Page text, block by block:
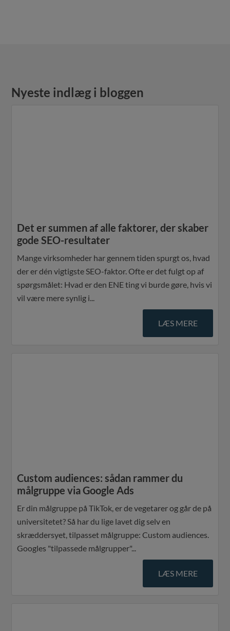
Nyeste indlæg i bloggen
Det er summen af alle faktorer, der skaber
gode SEO-resultater
Mange virksomheder har gennem tiden spurgt os, hvad
der er dén vigtigste SEO-faktor. Ofte er det fulgt op af
spørgsmålet: Hvad er den ENE ting vi burde gøre, hvis vi
vil være mere synlig i...
LÆS MERE
Custom audiences: sådan rammer du
målgruppe via Google Ads
Er din målgruppe på TikTok, er de vegetarer og går de på
universitetet? Så har du lige lavet dig selv en
skræddersyet, tilpasset målgruppe: Custom audiences.
Googles "tilpassede målgrupper"...
LÆS MERE